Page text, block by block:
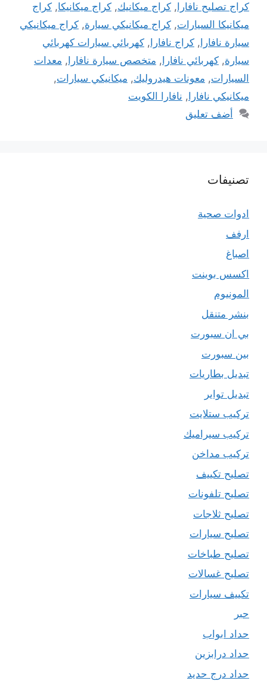
كراج تصليح نافارا , كراج ميكانيك, كراج ميكانيكا, كراج
ميكانيكا السيارات, كراج ميكانيكي سيارة, كراج ميكانيكي
سيارة نافارا , كراج نافارا , كهربائي سيارات كهربائي
سيارة, كهربائي نافارا , متخصص سيارة نافارا , معدات
السيارات, معونات هيدروليك, ميكانيكي سيارات,
ميكانيكي نافارا , نافارا الكويت
أضف تعليق
تصنيفات
ادوات صحية
ارفف
اصباغ
اكسس بوينت
المونيوم
بنشر متنقل
بي ان سبورت
بين سبورت
تبديل بطاريات
تبديل تواير
تركيب ستلايت
تركيب سيراميك
تركيب مداخن
تصليح تكييف
تصليح تلفونات
تصليح ثلاجات
تصليح سيارات
تصليح طباخات
تصليح غسالات
تكييف سيارات
حبر
حداد ابواب
حداد درابزين
حداد درج حديد